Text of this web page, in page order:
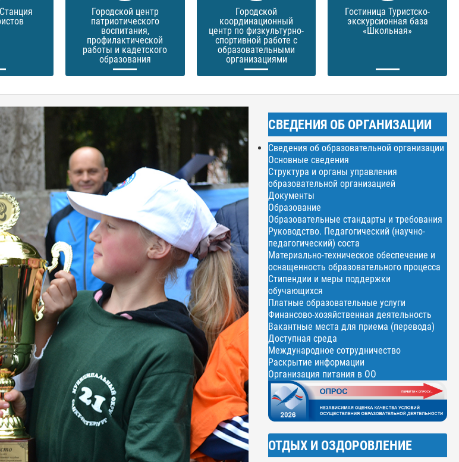
Городской центр
патриотического
воспитания,
профилактической
работы и кадетского
образования
Городской
координационный
центр по физкультурно-
спортивной работе с
образовательными
организациями
Гостиница Туристско-
экскурсионная база
«Школьная»
СВЕДЕНИЯ ОБ ОРГАНИЗАЦИИ
Сведения об образовательной организации
Основные сведения
Структура и органы управления
образовательной организацией
Документы
Образование
Образовательные стандарты и требования
Руководство. Педагогический (научно-
педагогический) соста
Материально-техническое обеспечение и
оснащенность образовательного процесса
Стипендии и меры поддержки
обучающихся
Платные образовательные услуги
Финансово-хозяйственная деятельность
Вакантные места для приема (перевода)
Доступная среда
Международное сотрудничество
Раскрытие информации
Организация питания в ОО
ОТДЫХ И ОЗДОРОВЛЕНИЕ